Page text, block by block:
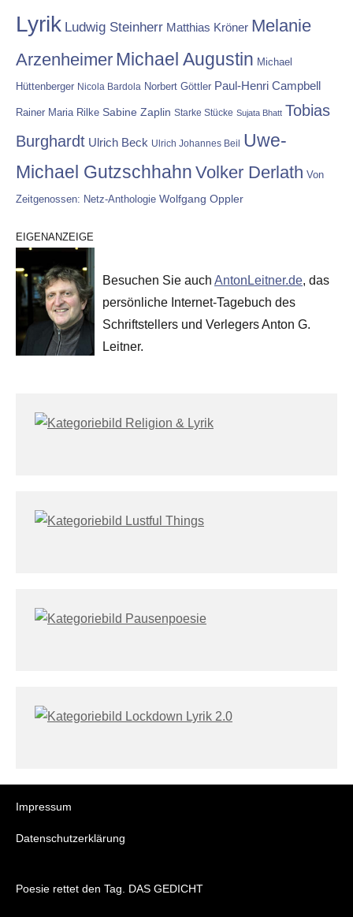
Lyrik Ludwig Steinherr Matthias Kröner Melanie
Arzenheimer Michael Augustin Michael
Hüttenberger Nicola Bardola Norbert Göttler Paul-Henri Campbell
Rainer Maria Rilke Sabine Zaplin Starke Stücke Sujata Bhatt Tobias
Burghardt Ulrich Beck Ulrich Johannes Beil
Uwe-
Michael Gutzschhahn Volker Derlath Von
Zeitgenossen: Netz-Anthologie Wolfgang Oppler
EIGENANZEIGE
Besuchen Sie auch AntonLeitner.de, das
persönliche Internet-Tagebuch des
Schriftstellers und Verlegers Anton G.
Leitner.
Impressum
Datenschutzerklärung
Poesie rettet den Tag. DAS GEDICHT